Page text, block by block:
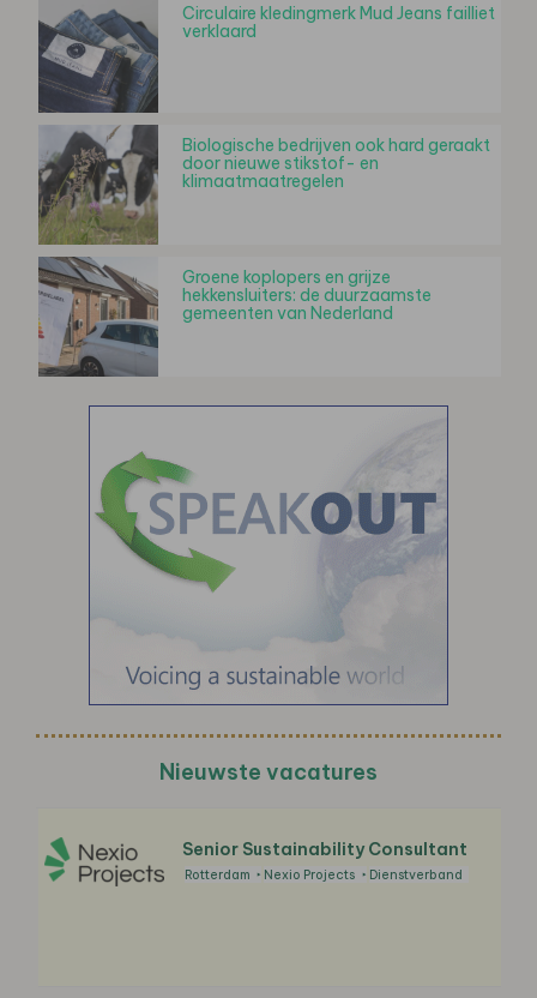
Circulaire kledingmerk Mud Jeans failliet
verklaard
Biologische bedrijven ook hard geraakt
door nieuwe stikstof- en
klimaatmaatregelen
Groene koplopers en grijze
hekkensluiters: de duurzaamste
gemeenten van Nederland
Nieuwste vacatures
Senior Sustainability Consultant
Rotterdam Nexio Projects Dienstverband